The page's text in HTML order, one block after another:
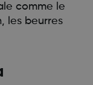
comme le
les beurres